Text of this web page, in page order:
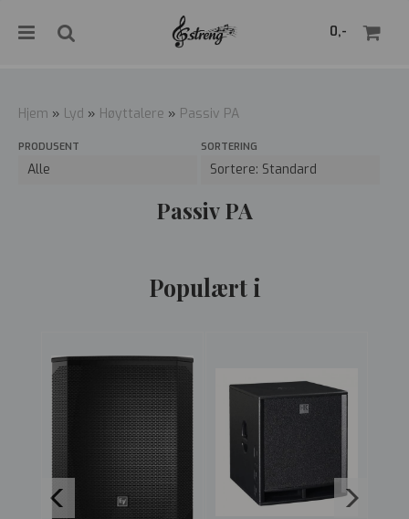
0,-
Hjem » Lyd » Høyttalere » Passiv PA
PRODUSENT SORTERING
Passiv PA
Populært i